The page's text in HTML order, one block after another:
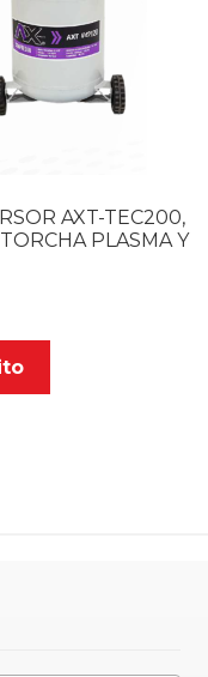
AXT-TEC200,
PLASMA Y